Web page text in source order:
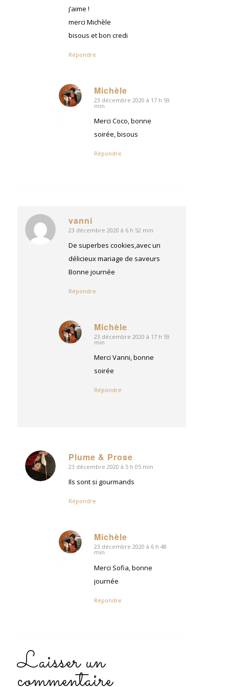
j’aime !
merci Michèle
bisous et bon credi
Répondre
Michèle
dit
23 décembre 2020 à 17 h 59
min
Merci Coco, bonne
soirée, bisous
Répondre
vanni
dit
23 décembre 2020 à 6 h 52 min
De superbes cookies,avec un
délicieux mariage de saveurs
Bonne journée
Répondre
Michèle
dit
23 décembre 2020 à 17 h 59
min
Merci Vanni, bonne
soirée
Répondre
Plume & Prose
dit
:
23 décembre 2020 à 5 h 05 min
Ils sont si gourmands
Répondre
Michèle
dit
23 décembre 2020 à 6 h 48
min
Merci Sofia, bonne
journée
Répondre
Laisser un